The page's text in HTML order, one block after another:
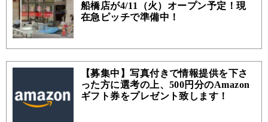
船橋店が4/11（火）オープン予定！現
在急ピッチで準備中！
【募集中】写真付きで情報提供を下さ
った方に選考の上、500円分のAmazon
ギフト券をプレゼント致します！